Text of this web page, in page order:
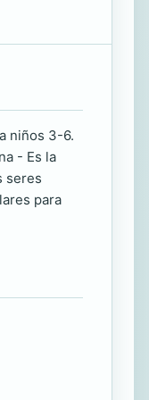
niños 3-6.
- Es la
seres
para